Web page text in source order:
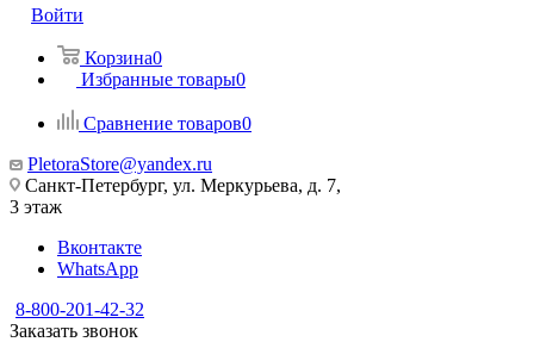
Войти
Корзина0
Избранные товары0
Сравнение товаров0
PletoraStore@yandex.ru
Санкт-Петербург, ул. Меркурьева, д. 7,
3 этаж
Вконтакте
WhatsApp
8-800-201-42-32
Заказать звонок